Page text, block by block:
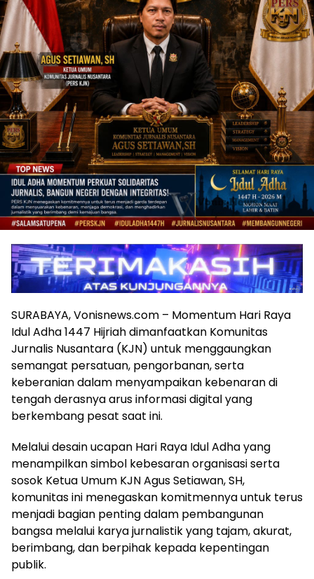
SURABAYA, Vonisnews.com – Momentum Hari Raya
Idul Adha 1447 Hijriah dimanfaatkan Komunitas
Jurnalis Nusantara (KJN) untuk menggaungkan
semangat persatuan, pengorbanan, serta
keberanian dalam menyampaikan kebenaran di
tengah derasnya arus informasi digital yang
berkembang pesat saat ini.
Melalui desain ucapan Hari Raya Idul Adha yang
menampilkan simbol kebesaran organisasi serta
sosok Ketua Umum KJN Agus Setiawan, SH,
komunitas ini menegaskan komitmennya untuk terus
menjadi bagian penting dalam pembangunan
bangsa melalui karya jurnalistik yang tajam, akurat,
berimbang, dan berpihak kepada kepentingan
publik.